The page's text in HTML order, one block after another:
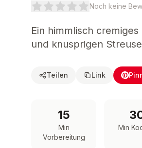
Noch keine
Ein himmlisch
und knusprigen
Teilen Link
15
Min
Vorbereitung
Min